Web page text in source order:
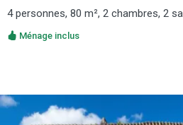
4 personnes, 80 m², 2 chambres, 2
Ménage inclus